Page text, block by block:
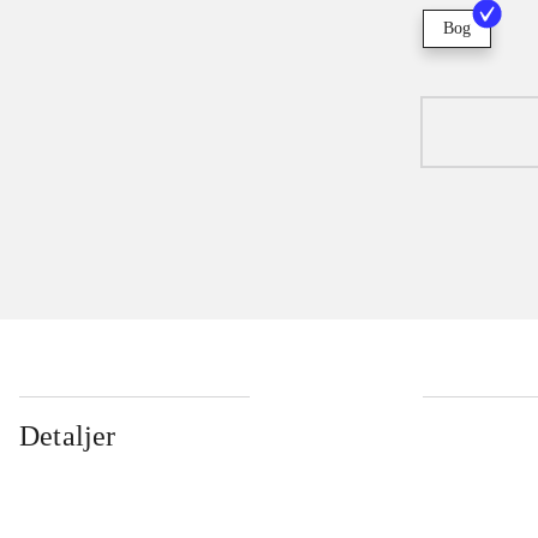
Bog
Detaljer